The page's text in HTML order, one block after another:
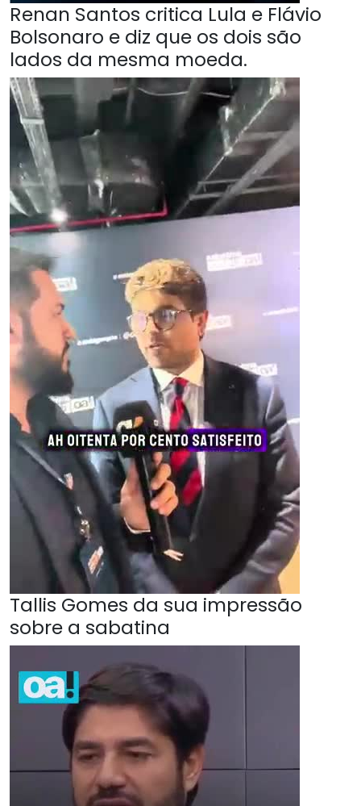
Renan Santos critica Lula e Flávio
Bolsonaro e diz que os dois são
lados da mesma moeda.
Tallis Gomes da sua impressão
sobre a sabatina